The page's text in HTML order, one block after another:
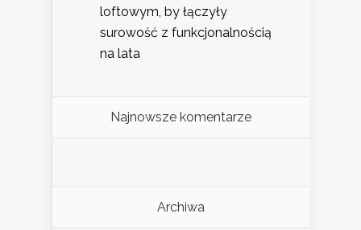
loftowym, by łączyły
surowość z funkcjonalnością
na lata
Najnowsze komentarze
Archiwa